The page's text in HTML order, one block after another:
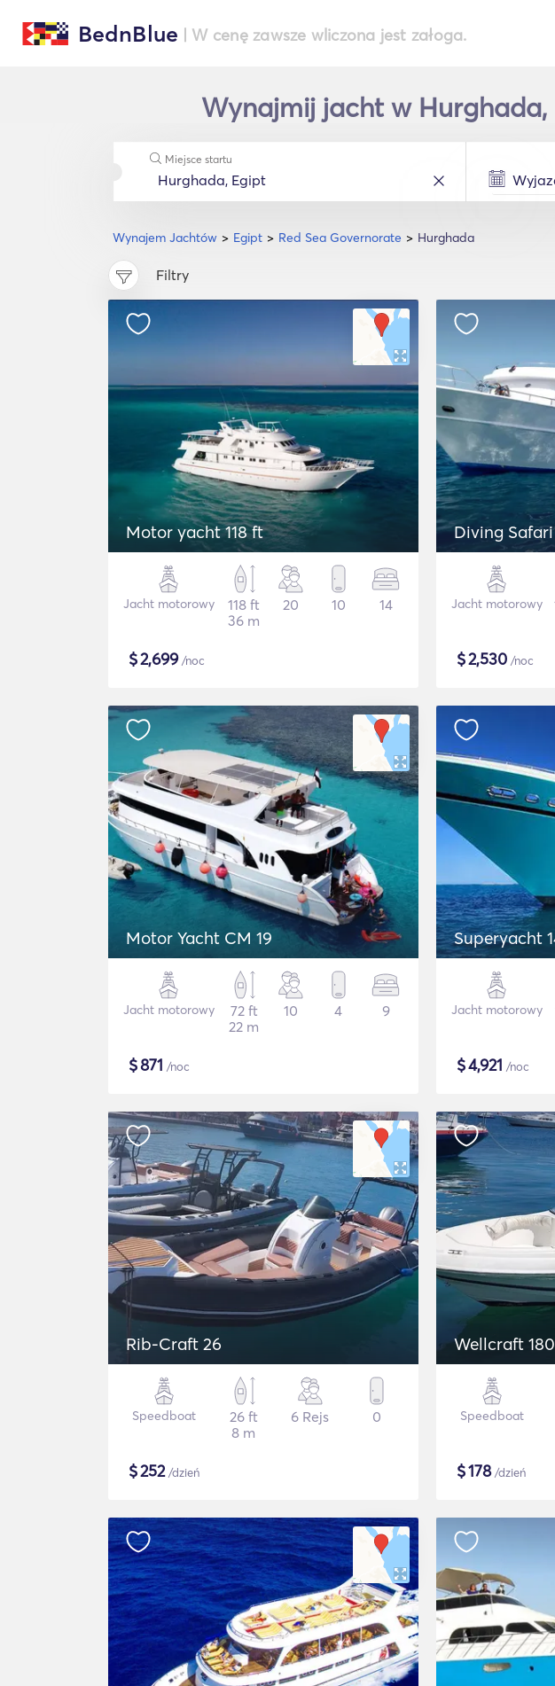
BednBlue | W cenę zawsze wliczona jest załoga.
Wynajmij jacht w
Wynajem Jachtów Egipt Red Sea Governorate Hurghada
Miejsce startu
Filtry
Motor yacht 118 ft
Jacht motorowy
118 ft
36 m
20 10 14
$2,699/noc
Jacht motorowy
$2,530 /noc
Motor Yacht CM 19
Jacht motorowy
72 ft
22 m
10 4 9
$871 /noc
Superyacht
Jacht motorowy
$4,921 /noc
Rib-Craft 26
Speedboat
26 ft
8 m
6 Rejs 0
$252/dzień
Wellcraft
Speedboat
$178/dzień